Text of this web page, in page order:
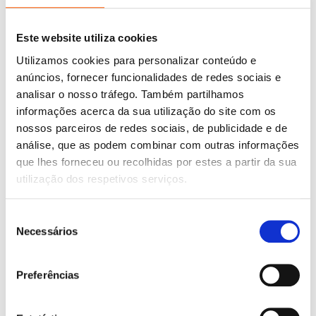
Este website utiliza cookies
Utilizamos cookies para personalizar conteúdo e
anúncios, fornecer funcionalidades de redes sociais e
analisar o nosso tráfego. Também partilhamos
informações acerca da sua utilização do site com os
nossos parceiros de redes sociais, de publicidade e de
análise, que as podem combinar com outras informações
que lhes forneceu ou recolhidas por estes a partir da sua
utilização dos respetivos serviços.
Necessários
Preferências
Malinha de Atividades: Pré-
preço
original
11,95 €.
preço
atual
10,76 €.
Malinha de Atividades: Pré-
Escolar 4/5 Anos